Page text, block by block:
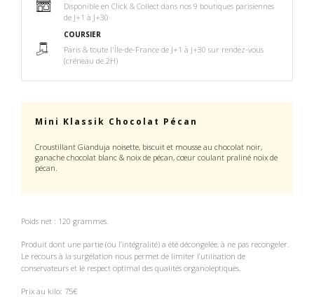
Disponible en Click & Collect dans nos 9 boutiques parisiennes
de J+1 à J+30
COURSIER
Paris & ​toute l'Île-de-France​ ​de J+1 à J+30 sur rendez-vous
(créneau de 2H)​
Mini Klassik Chocolat Pécan
Croustillant Gianduja noisette, biscuit et mousse au chocolat noir,
ganache chocolat blanc & noix de pécan, cœur coulant praliné noix de
pécan.
Poids net : 120 grammes.
Produit dont une partie (ou l’intégralité) a été décongelée, à ne pas recongeler.
Le recours à la surgélation nous permet de limiter l’utilisation de
conservateurs et le respect optimal des qualités organoleptiques.
Prix au kilo: 75€